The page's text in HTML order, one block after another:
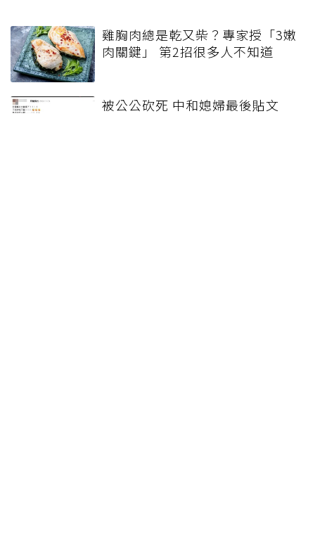
雞胸肉總是乾又柴？專家授「3嫩
肉關鍵」 第2招很多人不知道
被公公砍死 中和媳婦最後貼文